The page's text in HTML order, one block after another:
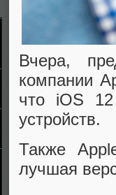
Вчера,
компании
что iOS
устройств.
Также
лучшая